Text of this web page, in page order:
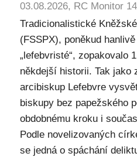
03.08.2026, RC Monitor
Tradicionalistické
(FSSPX), poněkud
„lefebvristé“, zopakovalo
někdejší historii. Tak jako
arcibiskup Lefebvre
biskupy bez papežského
obdobnému kroku i
Podle novelizovaných
se jedná o spáchání